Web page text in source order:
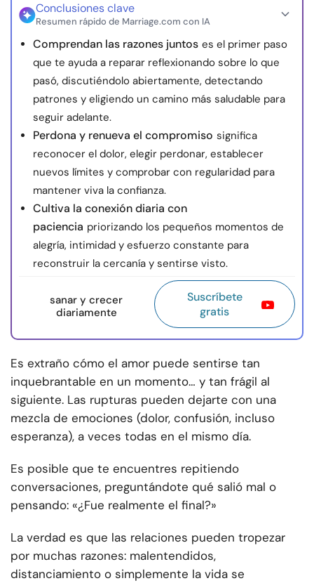
Conclusiones clave
Resumen rápido de Marriage.com con IA
Comprendan las razones juntos es el primer paso
que te ayuda a reparar reflexionando sobre lo que
pasó, discutiéndolo abiertamente, detectando
patrones y eligiendo un camino más saludable para
seguir adelante.
Perdona y renueva el compromiso significa
reconocer el dolor, elegir perdonar, establecer
nuevos límites y comprobar con regularidad para
mantener viva la confianza.
Cultiva la conexión diaria con
paciencia priorizando los pequeños momentos de
alegría, intimidad y esfuerzo constante para
reconstruir la cercanía y sentirse visto.
sanar y crecer
diariamente
Suscríbete
gratis
Es extraño cómo el amor puede sentirse tan
inquebrantable en un momento… y tan frágil al
siguiente. Las rupturas pueden dejarte con una
mezcla de emociones (dolor, confusión, incluso
esperanza), a veces todas en el mismo día.
Es posible que te encuentres repitiendo
conversaciones, preguntándote qué salió mal o
pensando: «¿Fue realmente el final?»
La verdad es que las relaciones pueden tropezar
por muchas razones: malentendidos,
distanciamiento o simplemente la vida se